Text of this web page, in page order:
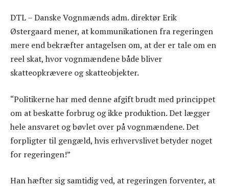
DTL – Danske Vognmænds adm. direktør Erik
Østergaard mener, at kommunikationen fra regeringen
mere end bekræfter antagelsen om, at der er tale om en
reel skat, hvor vognmændene både bliver
skatteopkrævere og skatteobjekter.
“Politikerne har med denne afgift brudt med princippet
om at beskatte forbrug og ikke produktion. Det lægger
hele ansvaret og bøvlet over på vognmændene. Det
forpligter til gengæld, hvis erhvervslivet betyder noget
for regeringen!”
Han hæfter sig samtidig ved, at regeringen forventer, at